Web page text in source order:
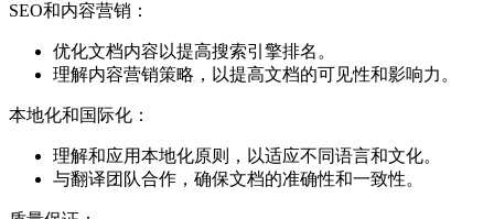
SEO和内容营销：
优化文档内容以提高搜索引擎排名。
理解内容营销策略，以提高文档的可见性和影响力。
本地化和国际化：
理解和应用本地化原则，以适应不同语言和文化。
与翻译团队合作，确保文档的准确性和一致性。